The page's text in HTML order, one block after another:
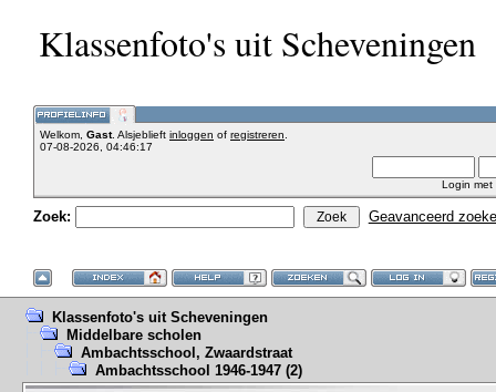
Klassenfoto's uit Scheveningen
Welkom, Gast. Alsjeblieft inloggen of registreren
07-08-2026, 04:46:17
Login met
Zoek: Geavanceerd
Klassenfoto's uit Scheveningen
Middelbare scholen
Ambachtsschool, Zwaardstraat
Ambachtsschool 1946-1947 (2)